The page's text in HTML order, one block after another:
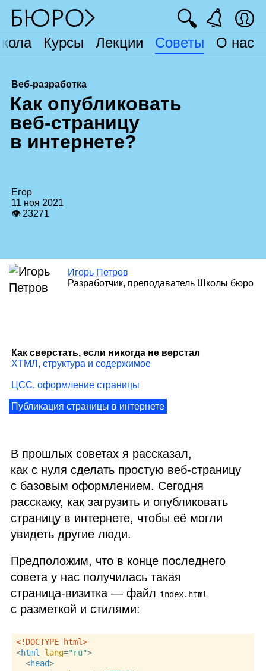
Курсы Лекции Советы О нас
🔍
Веб-разработка
Как опубликовать
веб‑страницу
в интернете?
Егор
11 ноя 2021
👁 23271
Игорь Петров
Разработчик, преподаватель Школы бюро
Как сверстать, если никогда не верстал
ХТМЛ , структура и содержимое
ЦСС, оформление страницы
Публикация страницы в интернете
В прошлых советах я рассказал,
как с нуля сделать простую веб‑страницу
с базовым оформлением. Сегодня
расскажу, как загрузить и опубликовать
страницу в интернете, чтобы её могли
увидеть другие люди.
Предположим, что в конце последнего
совета у нас получилась такая
страница‑визитка — файл index.html
с разметкой и стилями:
<!DOCTYPE html>
<html lang="ru">
<head>